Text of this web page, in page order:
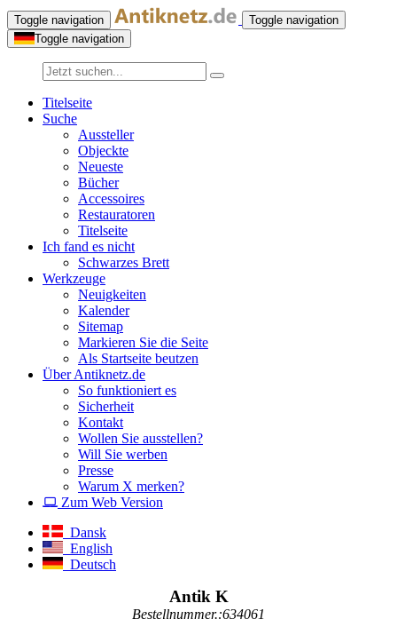
Toggle navigation
Toggle navigation
Toggle navigation
Titelseite
Suche
Aussteller
Objeckte
Neueste
Bücher
Accessoires
Restauratoren
Titelseite
Ich fand es nicht
Schwarzes Brett
Werkzeuge
Neuigkeiten
Kalender
Sitemap
Markieren Sie die Seite
Als Startseite beutzen
Über Antiknetz.de
So funktioniert es
Sicherheit
Kontakt
Wollen Sie ausstellen?
Will Sie werben
Presse
Warum X merken?
Zum Web Version
Dansk
English
Deutsch
Antik K
Bestellnummer.:634061